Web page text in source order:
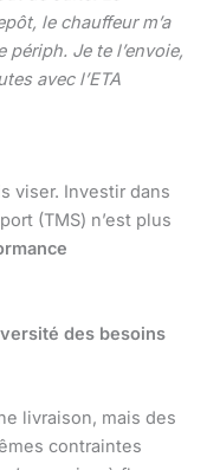
le chauffeur m’a
Je te l’envoie,
avec l’ETA
viser. Investir dans
(TMS) n’est plus
des besoins
livraison, mais des
contraintes